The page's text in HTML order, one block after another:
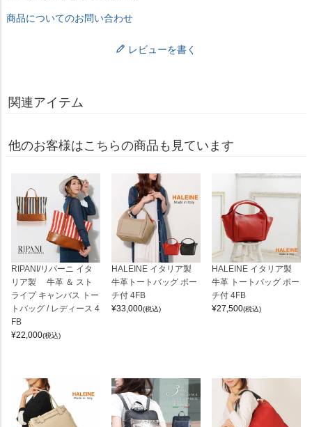
商品についてのお問い合わせ
レビューを書く
関連アイテム
他のお客様はこちらの商品も見ています
RIPANI/リパーニ イタ
リア製 牛革 ＆ スト
ライプ キャンバス トー
トバッグ / レディース 4
FB
¥22,000(税込)
HALEINE イタリア製
牛革トートバッグ ポー
チ付 4FB
¥33,000(税込)
HALEINE イタリア製
牛革 トートバッグ ポー
チ付 4FB
¥27,500(税込)